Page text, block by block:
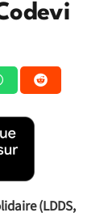
(LDDS,